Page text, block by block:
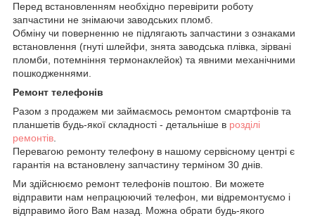
Перед встановленням необхідно перевірити роботу
запчастини не знімаючи заводських пломб.
Обміну чи поверненню не підлягають запчастини з ознаками
встановлення (гнуті шлейфи, знята заводська плівка, зірвані
пломби, потемніння термонаклейок) та явними механічними
пошкодженнями.
Ремонт телефонів
Разом з продажем ми займаємось ремонтом смартфонів та
планшетів будь-якої складності - детальніше в розділі
ремонтів
Перевагою ремонту телефону в нашому сервісному центрі є
гарантія на встановлену запчастину терміном 30 днів.
Ми здійснюємо ремонт телефонів поштою. Ви можете
відправити нам непрацюючий телефон, ми відремонтуємо і
відправимо його Вам назад. Можна обрати будь-якого